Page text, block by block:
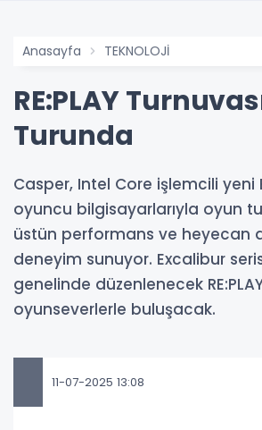
Anasayfa TEKNOLOJİ
RE:PLAY
Turunda
Casper, Intel Core işlemcili yeni
oyuncu bilgisayarlarıyla oyun
üstün performans ve heyecan
deneyim sunuyor. Excalibur
genelinde düzenlenecek
oyunseverlerle buluşacak.
11-07-2025 13:08